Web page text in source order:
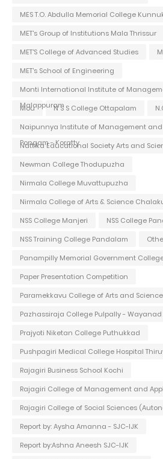
MES T.O. Abdulla Memorial College
MET's Group of Institutions Mala Thrissur
MET'S College of Advanced Studies
MET's School of Engineering
Monti International Institute of
Malappuram
Mou N S S College Ottapalam
Naipunnya Institute of Management
Pongam - Koratty
Nattika Educational Society Arts and
Newman College Thodupuzha
Nirmala College Muvattupuzha
Nirmala College of Arts & Science
NSS College Manjeri
NSS College
NSS Training College Pandalam
Panampilly Memorial Government
Paper Presentation Competition
Paramekkavu College of Arts and
Pazhassiraja College Pulpally - Wayanad
Prajyoti Niketan College Puthukkad
Pushpagiri Medical College Hospital
Rajagiri Business School Kochi
Rajagiri College of Management and
Rajagiri College of Social Sciences
Report by: Aysha Amanna - SJC-IJK
Report by:Ashna Aneesh SJC-IJK